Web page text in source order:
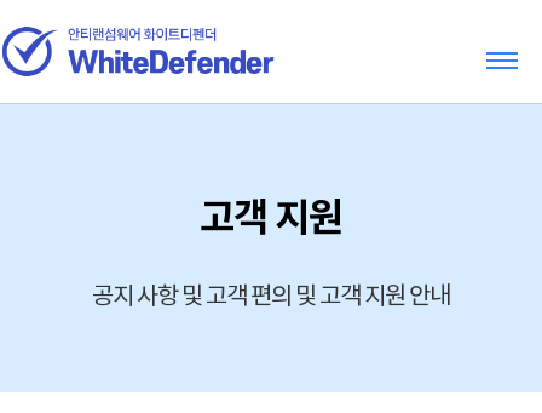
고객 지원
공지 사항 및 고객 편의 및 고객 지원 안내